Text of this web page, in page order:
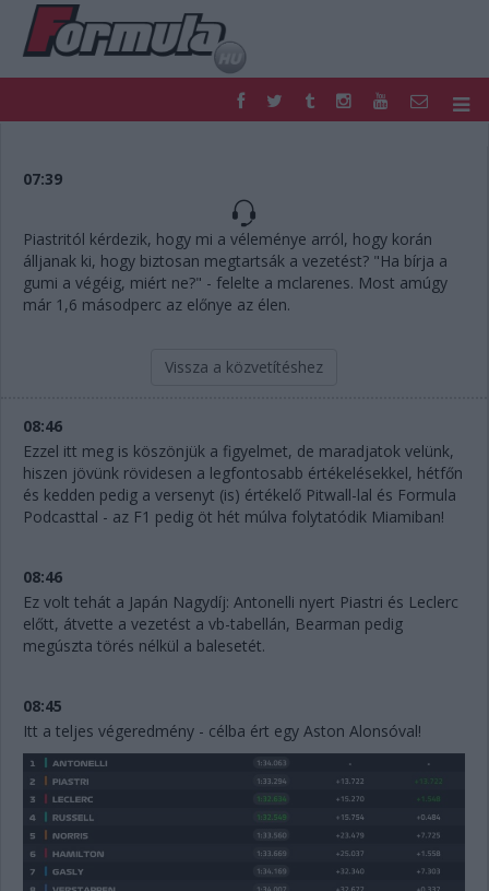
FORMULA
EGYÉB
PODCAST
SHOP
LIVE
TIPPJÁTÉK
DIGITÁLIS MAGAZIN
PONTÁLLÁSOK
07:39
Piastritól kérdezik, hogy mi a véleménye arról, hogy korán
álljanak ki, hogy biztosan megtartsák a vezetést? "Ha bírja a
gumi a végéig, miért ne?" - felelte a mclarenes. Most amúgy
már 1,6 másodperc az előnye az élen.
Vissza a közvetítéshez
08:46
Ezzel itt meg is köszönjük a figyelmet, de maradjatok velünk,
hiszen jövünk rövidesen a legfontosabb értékelésekkel, hétfőn
és kedden pedig a versenyt (is) értékelő Pitwall-lal és Formula
Podcasttal - az F1 pedig öt hét múlva folytatódik Miamiban!
08:46
Ez volt tehát a Japán Nagydíj: Antonelli nyert Piastri és Leclerc
előtt, átvette a vezetést a vb-tabellán, Bearman pedig
megúszta törés nélkül a balesetét.
08:45
Itt a teljes végeredmény - célba ért egy Aston Alonsóval!